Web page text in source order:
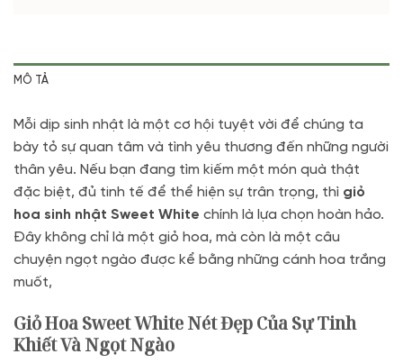
MÔ TẢ
Mỗi dịp sinh nhật là một cơ hội tuyệt vời để chúng ta
bày tỏ sự quan tâm và tình yêu thương đến những người
thân yêu. Nếu bạn đang tìm kiếm một món quà thật
đặc biệt, đủ tinh tế để thể hiện sự trân trọng, thì giỏ
hoa sinh nhật Sweet White chính là lựa chọn hoàn hảo.
Đây không chỉ là một giỏ hoa, mà còn là một câu
chuyện ngọt ngào được kể bằng những cánh hoa trắng
muốt,
Giỏ HoaSweet White Nét Đẹp Của Sự Tinh
Khiết Và Ngọt Ngào